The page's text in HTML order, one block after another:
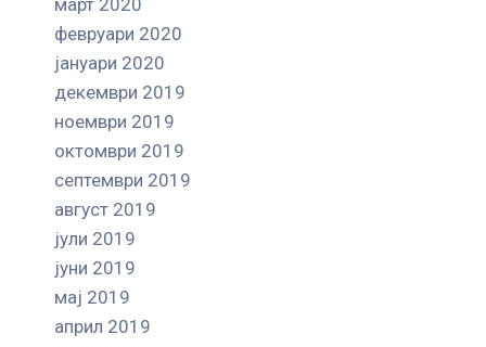
февруари 2020
јануари 2020
декември 2019
ноември 2019
октомври 2019
септември 2019
август 2019
јули 2019
јуни 2019
мај 2019
април 2019